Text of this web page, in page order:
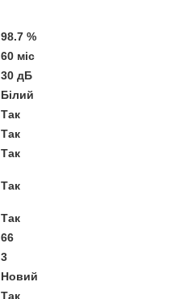
98.7 %
60 міс
30 дБ
Білий
Так
Так
Так
Так
Так
66
3
Новий
Так